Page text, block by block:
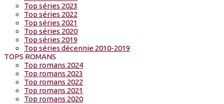
Top séries 2023
Top séries 2022
Top séries 2021
Top séries 2020
Top séries 2019
Top séries décennie 2010-2019
TOPS ROMANS
Top romans 2024
Top romans 2023
Top romans 2022
Top romans 2021
Top romans 2020